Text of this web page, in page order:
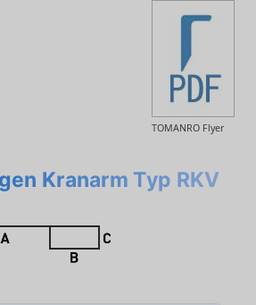
TOMANRO Flyer
Kranarm Typ RKV